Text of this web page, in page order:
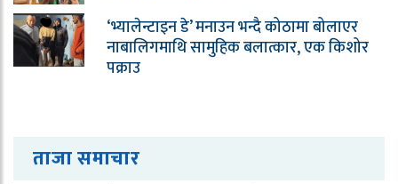
‘भ्यालेन्टाइन डे’ मनाउन भन्दै कोठामा बोलाएर
नाबालिगमाथि सामुहिक बलात्कार, एक किशोर
पक्राउ
ताजा समाचार